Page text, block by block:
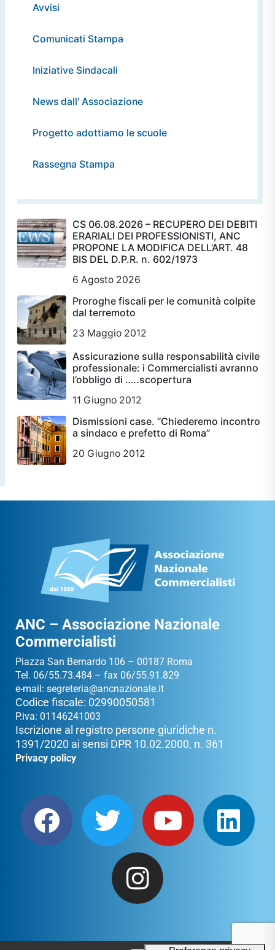
Avvisi
Comunicati Stampa
Iniziative Sindacali
News dall' Associazione
Progetto adottiamo le scuole
Rassegna Stampa
CS 06.08.2026 – RECUPERO DEI DEBITI
ERARIALI DEI PROFESSIONISTI, ANC
PROPONE LA MODIFICA DELL’ART. 48
BIS DEL D.P.R. n. 602/1973
6 Agosto 2026
Proroghe fiscali per le comunità colpite
dal terremoto
23 Maggio 2012
Assicurazione sulla responsabilità civile
professionale: i Commercialisti avranno
l’obbligo di …..scopertura
11 Giugno 2012
Dismissioni case. “Chiederemo incontro
a sindaco e prefetto di Roma”
20 Giugno 2012
ANC – Associazione Nazionale
Commercialisti
Piazza San Bernardo 106 – 00187 Roma
Tel. 06/55.73.484 – fax 06/55.91.829
e-mail: segreteria@ancnazionale.it
Codice fiscale: 02990050581
P.iva: 01146241003
Iscrizione al registro persone giuridiche n.
1391/2020 ai sensi DPR 10.02.2000, n. 361
Privacy policy